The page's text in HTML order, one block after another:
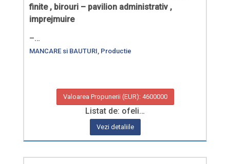
finite , birouri – pavilion administrativ ,
imprejmuire
–…
MANCARE si BAUTURI, Productie
Valoarea Propunerii (EUR): 4600000
Listat de: ofeli…
Vezi detaliile